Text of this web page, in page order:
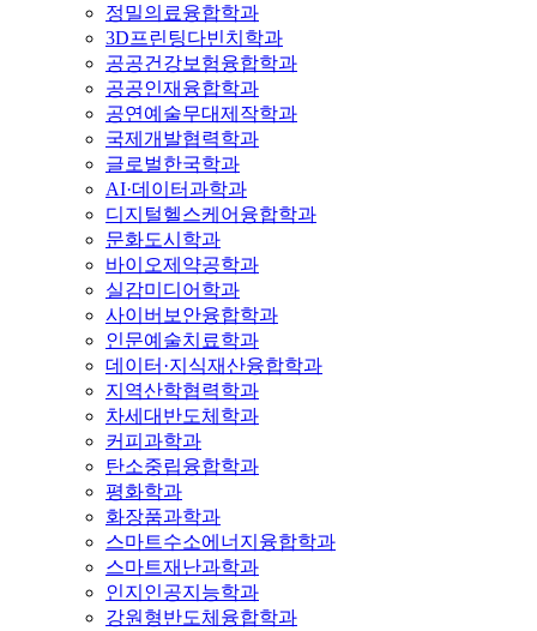
정밀의료융합학과
3D프린팅다빈치학과
공공건강보험융합학과
공공인재융합학과
공연예술무대제작학과
국제개발협력학과
글로벌한국학과
AI·데이터과학과
디지털헬스케어융합학과
문화도시학과
바이오제약공학과
실감미디어학과
사이버보안융합학과
인문예술치료학과
데이터·지식재산융합학과
지역산학협력학과
차세대반도체학과
커피과학과
탄소중립융합학과
평화학과
화장품과학과
스마트수소에너지융합학과
스마트재난과학과
인지인공지능학과
강원형반도체융합학과